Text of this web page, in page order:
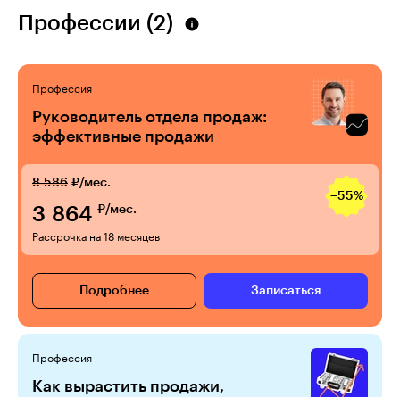
Профессии (2)
Профессия
Руководитель отдела продаж:
эффективные продажи
8 586 ₽/мес.
−55%
3 864 ₽/мес.
Рассрочка на 18 месяцев
Подробнее Записаться
Профессия
Как вырастить продажи,